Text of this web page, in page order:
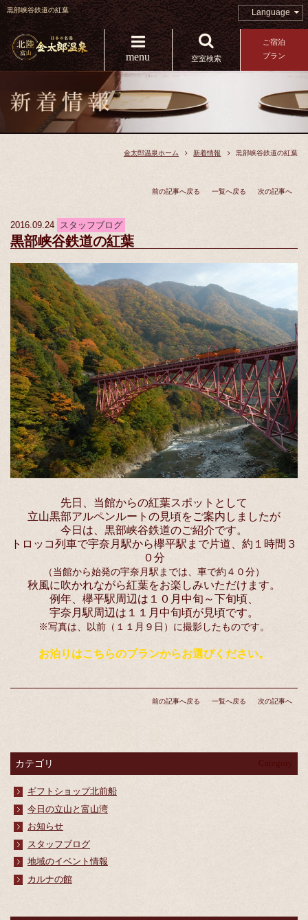
黒部峡谷鉄道の紅葉 Language
menu 空室検索
ご宿泊
プラン
金太郎温泉ホーム 新着情報 黒部峡谷鉄道の紅葉
前の記事へ戻る 一覧へ戻る 次の記事へ
2016.09.24 スタッフブログ
黒部峡谷鉄道の紅葉
先日、当館からの紅葉スポットとして
立山黒部アルペンルートの見頃をご案内しましたが
今日は、黒部峡谷鉄道のご紹介です。
トロッコ列車で宇奈月駅から欅平駅まで片道、約１時間３
０分
（当館から始発の宇奈月駅までは、車で約４０分）
秋風に吹かれながら紅葉をお楽しみいただけます。
例年、欅平駅周辺は１０月中旬～下旬頃、
宇奈月駅周辺は１１月中旬頃が見頃です。
※写真は、以前（１１月９日）に撮影したものです。
お泊りはこちらのプランからお選びください。
前の記事へ戻る 一覧へ戻る 次の記事へ
カテゴリ
ギフトショップ北前船
今日の立山と富山湾
お知らせ
スタッフブログ
地域のイベント情報
カルナの館